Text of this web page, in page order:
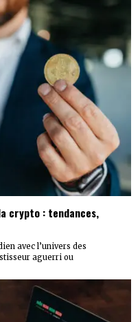
crypto : tendances,
avec l’univers des
aguerri ou